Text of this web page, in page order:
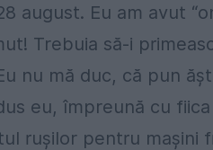
august. Eu am avut
Trebuia să-i
nu mă duc, că pun
eu, împreună cu
ruşilor pentru maşini